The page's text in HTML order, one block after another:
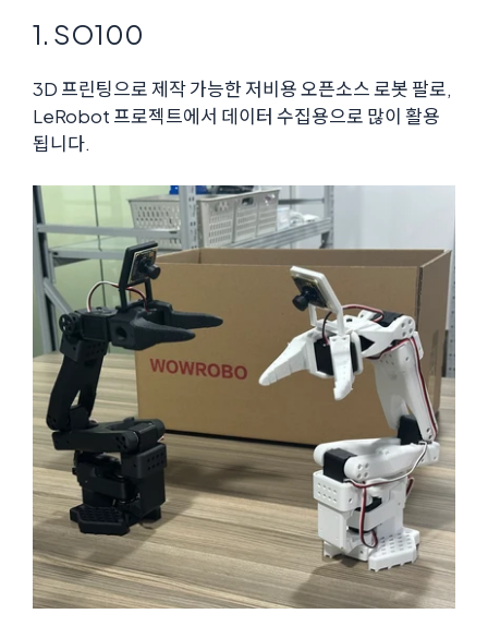
1. SO100
3D 프린팅으로 제작 가능한 저비용 오픈소스 로봇 팔로,
LeRobot 프로젝트에서 데이터 수집용으로 많이 활용
됩니다.